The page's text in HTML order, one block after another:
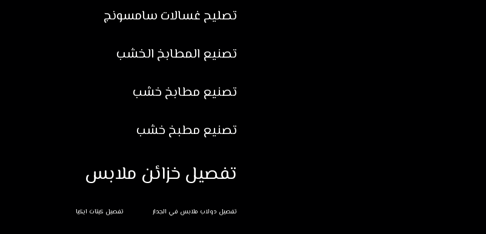
تصليح غسالات سامسونج
تصنيع المطابخ الخشب
تصنيع مطابخ خشب
تصنيع مطبخ خشب
تفصيل خزائن ملابس
تفصيل دولاب ملابس في الجدار تفصيل كبتات ايكيا